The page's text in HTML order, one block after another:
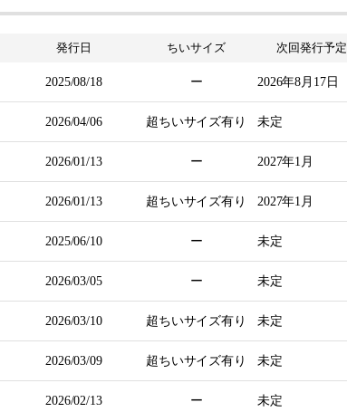
発行日 ちいサイズ 次回発行予定
2025/08/18 ー 2026年8月17日
2026/04/06 超ちいサイズ有り 未定
2026/01/13 ー 2027年1月
2026/01/13 超ちいサイズ有り 2027年1月
2025/06/10 ー 未定
2026/03/05 ー 未定
2026/03/10 超ちいサイズ有り 未定
2026/03/09 超ちいサイズ有り 未定
2026/02/13 ー 未定